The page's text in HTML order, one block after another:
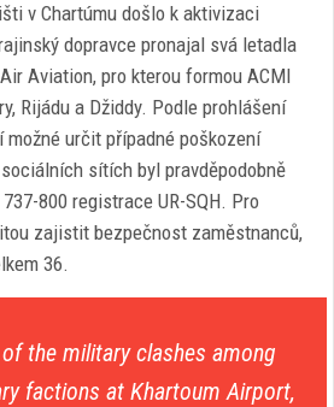
v Chartúmu došlo k aktivizaci
dopravce pronajal svá letadla
Aviation, pro kterou formou ACMI
Rijádu a Džiddy. Podle prohlášení
možné určit případné poškození
sítích byl pravděpodobně
800 registrace UR-SQH. Pro
zajistit bezpečnost zaměstnanců,
36.
the military clashes among
factions at Khartoum Airport,